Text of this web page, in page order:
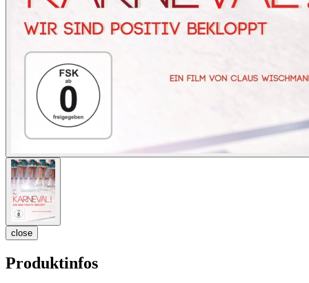
close
Produktinfos